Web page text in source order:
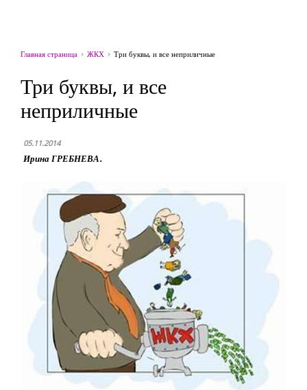
Главная страница ЖКХ Три буквы, и все неприличные
Три буквы, и все
неприличные
05.11.2014
Ирина ГРЕБНЕВА.